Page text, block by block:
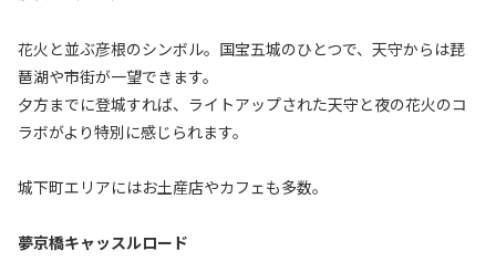
花火と並ぶ彦根のシンボル。国宝五城のひとつで、天守からは琵
琶湖や市街が一望できます。
夕方までに登城すれば、ライトアップされた天守と夜の花火のコ
ラボがより特別に感じられます。
城下町エリアにはお土産店やカフェも多数。
夢京橋キャッスルロード